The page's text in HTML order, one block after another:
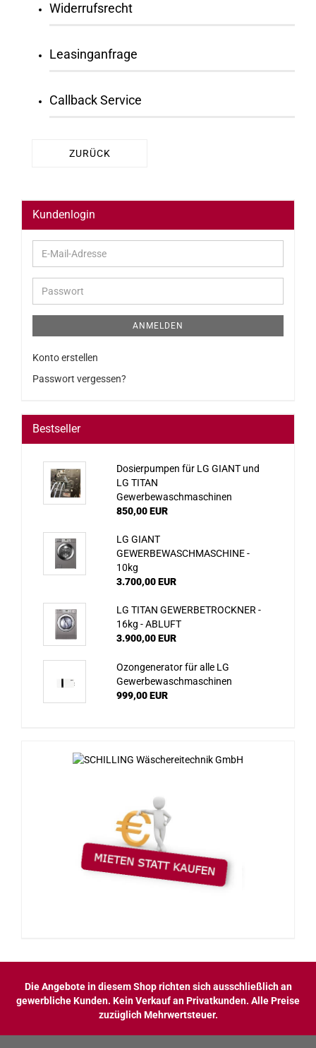
Widerrufsrecht
Leasinganfrage
Callback Service
ZURÜCK
Kundenlogin
E-
Mail-
Adresse
Passwort
ANMELDEN
Konto erstellen
Passwort vergessen?
Bestseller
Dosierpumpen für LG GIANT und
LG TITAN
Gewerbewaschmaschinen
850,00 EUR
LG GIANT
GEWERBEWASCHMASCHINE -
10kg
3.700,00 EUR
LG TITAN GEWERBETROCKNER -
16kg - ABLUFT
3.900,00 EUR
Ozongenerator für alle LG
Gewerbewaschmaschinen
999,00 EUR
Die Angebote in diesem Shop richten sich ausschließlich an
gewerbliche Kunden. Kein Verkauf an Privatkunden. Alle Preise
zuzüglich Mehrwertsteuer.